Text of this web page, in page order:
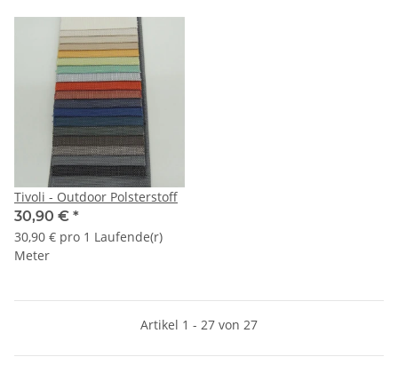
Tivoli - Outdoor Polsterstoff
30,90 € *
30,90 € pro 1 Laufende(r)
Meter
Artikel 1 - 27 von 27